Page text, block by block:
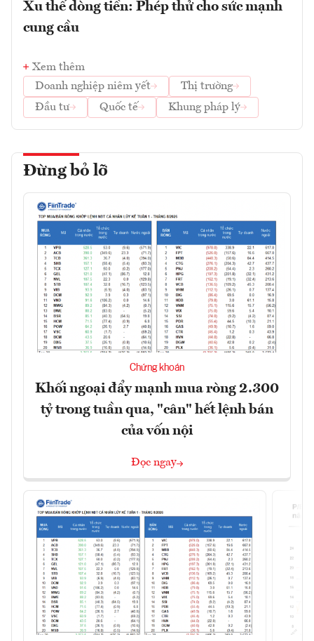
Xu thế dòng tiền: Phép thử cho sức mạnh
cung cầu
Xem thêm
Doanh nghiệp niêm yết
Thị trường
Đầu tư
Quốc tế Khung pháp lý
Đừng bỏ lỡ
Chứng khoán
Khối ngoại đẩy mạnh mua ròng 2.300
tỷ trong tuần qua, "cân" hết lệnh bán
của vốn nội
Đọc ngay